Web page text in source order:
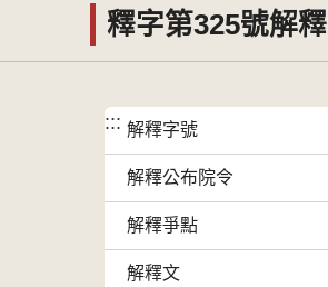
釋字第325號解釋
::: 解釋字號
解釋公布院令
解釋爭點
解釋文